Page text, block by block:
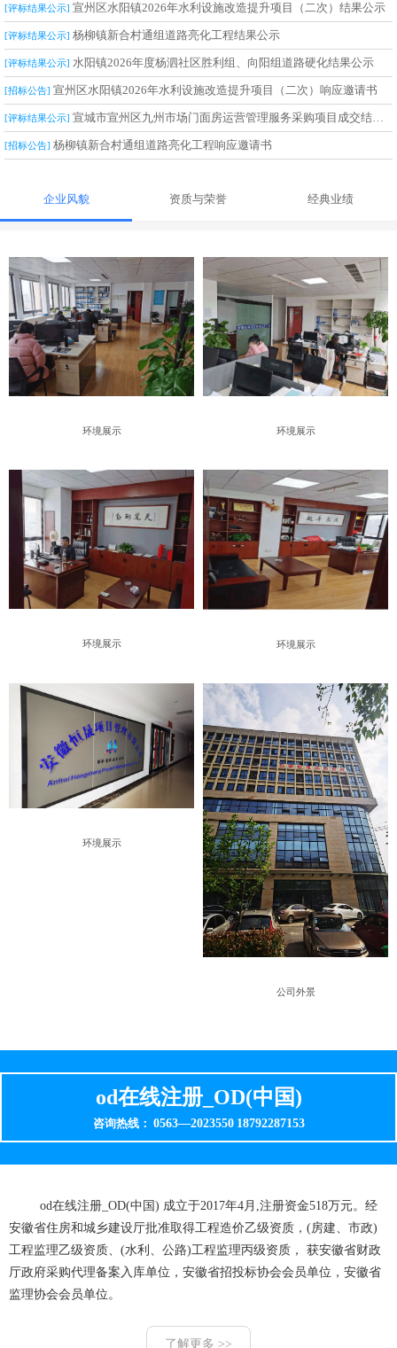
[评标结果公示] 宣州区水阳镇2026年水利设施改造提升项目（二次）结果公示
[评标结果公示] 杨柳镇新合村通组道路亮化工程结果公示
[评标结果公示] 水阳镇2026年度杨泗社区胜利组、向阳组道路硬化结果公示
[招标公告] 宣州区水阳镇2026年水利设施改造提升项目（二次）响应邀请书
[评标结果公示] 宣城市宣州区九州市场门面房运营管理服务采购项目成交结果公告
[招标公告] 杨柳镇新合村通组道路亮化工程响应邀请书
企业风貌 资质与荣誉 经典业绩
环境展示 环境展示
环境展示 环境展示
环境展示
公司外景
od在线注册_OD(中国)
咨询热线： 0563—2023550 18792287153
od在线注册_OD(中国) 成立于2017年4月,注册资金518万元。经
安徽省住房和城乡建设厅批准取得工程造价乙级资质，(房建、市政)
工程监理乙级资质、(水利、公路)工程监理丙级资质， 获安徽省财政
厅政府采购代理备案入库单位，安徽省招投标协会会员单位，安徽省
监理协会会员单位。
了解更多 >>